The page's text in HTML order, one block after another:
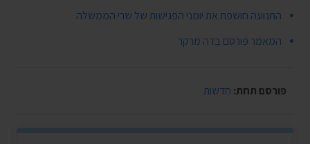
התנועה חושפת את יומני הפגישות של שרי הממשלה
המאמר פורסם בדה מרקר
פורסם תחת: חדשות